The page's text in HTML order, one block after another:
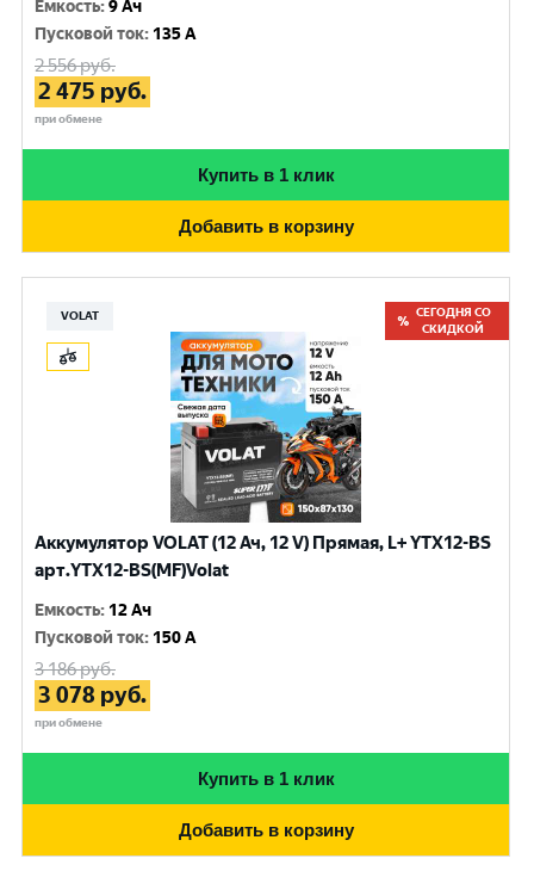
Емкость:9 Ач
Пусковой ток: 135 A
2 556руб.
2 475 руб.
при обмене
Купить в 1 клик
Добавить в корзину
VOLAT
СЕГОДНЯ СО
СКИДКОЙ
Аккумулятор VOLAT (12 Ач, 12 V) Прямая, L+ YTX12-BS
арт.YTX12-BS(MF)Volat
Емкость: 12 Ач
Пусковой ток: 150 A
3 186руб.
3 078 руб.
при обмене
Купить в 1 клик
Добавить в корзину